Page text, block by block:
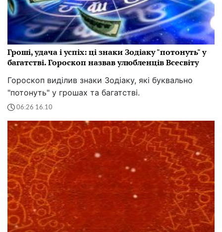
Гроші, удача і успіх: ці знаки Зодіаку "потонуть" у
багатстві. Гороскоп назвав улюбленців Всесвіту
Гороскоп виділив знаки Зодіаку, які буквально
"потонуть" у грошах та багатстві.
06:26 16.10